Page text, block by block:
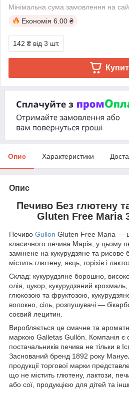
Мінімальна сума замовлення на
Економія 6.00 ₴
142 ₴ від 3 шт.
Опис Характеристики
Опис
Печиво Без глютену
Gluten Free Maria
Печиво Gullon Gluten Free Maria —
класичного печива Марія, у цьому
замінене на кукурудзяне та
містить глютену, яєць, горіхів і
Склад: кукурудзяне борошно,
олія, цукор, кукурудзяний
глюкозою та фруктозою,
волокно, сіль, розпушувачі —
соєвий лецитин.
Виробляється це смачне та
маркою Galletas Gullón. Компанія є
постачальників печива не тільки в
Заснований бренд 1892 року
продукції торгової марки
що не містить глютену, лактози,
або сої, продукцією для дітей та